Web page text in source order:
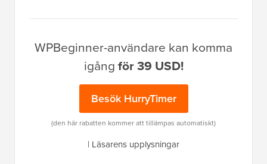
WPBeginner-användare kan komma
igång för 39 USD!
Besök HurryTimer
(den här rabatten kommer att tillämpas automatiskt)
| Läsarens upplysningar